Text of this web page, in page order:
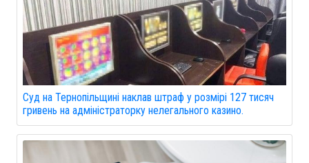
Суд на Тернопільщині наклав штраф у розмірі 127 тисяч
гривень на адміністраторку нелегального казино.